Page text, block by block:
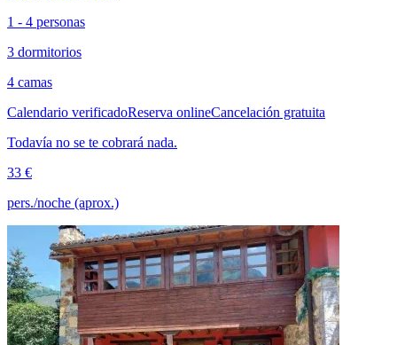
1 - 4 personas
3 dormitorios
4 camas
Calendario verificadoReserva onlineCancelación gratuita
Todavía no se te cobrará nada.
33 €
pers./noche (aprox.)